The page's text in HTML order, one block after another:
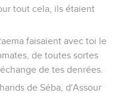
tout cela, ils étaient
faisaient avec toi le
de toutes sortes
de tes denrées.
de Séba, d'Assour